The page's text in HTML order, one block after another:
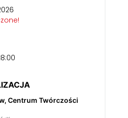
Centrum Twórczości